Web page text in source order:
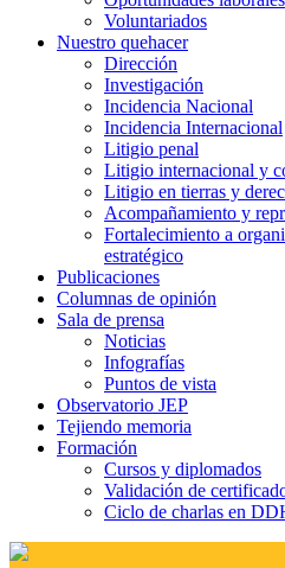
Voluntariados
Nuestro quehacer
Dirección
Investigación
Incidencia Nacional
Incidencia Internacional
Litigio penal
Litigio internacional y
Litigio en tierras y
Acompañamiento y
Fortalecimiento a
estratégico
Publicaciones
Columnas de opinión
Sala de prensa
Noticias
Infografías
Puntos de vista
Observatorio JEP
Tejiendo memoria
Formación
Cursos y diplomados
Validación de
Ciclo de charlas en